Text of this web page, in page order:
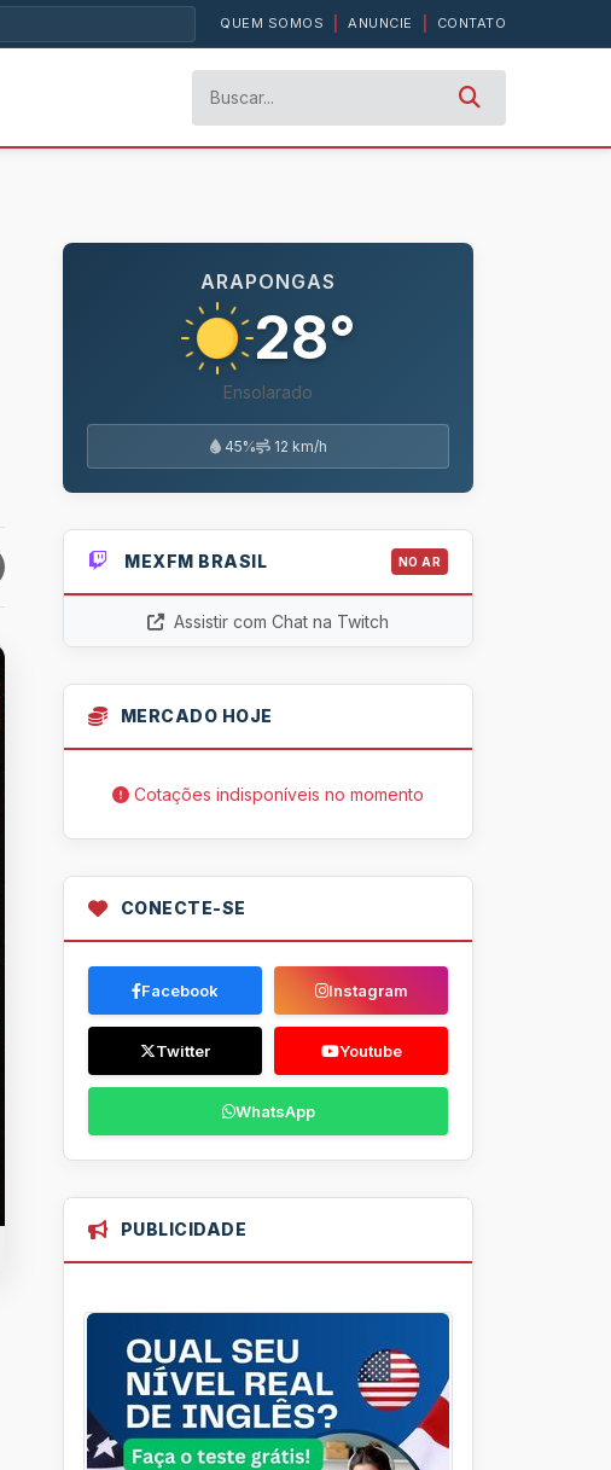
QUEM SOMOS ANUNCIE CONTATO
ARAPONGAS
28°
Ensolarado
45% 12 km/h
MEXFM BRASIL NO AR
Assistir com Chat na Twitch
MERCADO HOJE
Cotações indisponíveis no momento
CONECTE-SE
Facebook Instagram
Twitter Youtube
WhatsApp
PUBLICIDADE